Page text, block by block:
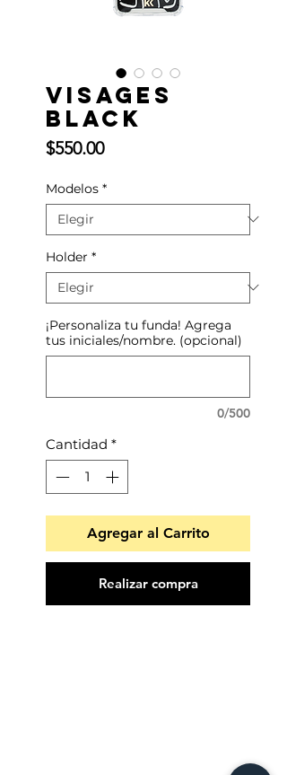
Visages
Black
$550.00Precio
Modelos *
Holder *
¡Personaliza tu funda! Agrega
tus iniciales/nombre. (opcional)
0/500
Cantidad *
Agregar al Carrito
Realizar compra